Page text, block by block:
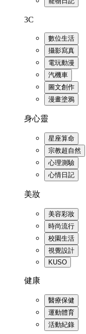
3C
數位生活
攝影寫真
電玩動漫
汽機車
圖文創作
漫畫塗鴉
身心靈
星座算命
宗教超自然
心理測驗
心情日記
美妝
美容彩妝
時尚流行
校園生活
視覺設計
KUSO
健康
醫療保健
運動體育
活動紀錄